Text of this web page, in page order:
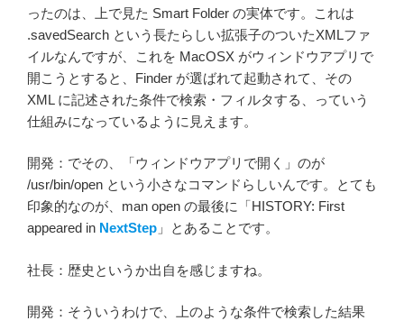
ったのは、上で見た Smart Folder の実体です。これは
.savedSearch という長たらしい拡張子のついたXMLファ
イルなんですが、これを MacOSX がウィンドウアプリで
開こうとすると、Finder が選ばれて起動されて、その
XML に記述された条件で検索・フィルタする、っていう
仕組みになっているように見えます。
開発：でその、「ウィンドウアプリで開く」のが
/usr/bin/open という小さなコマンドらしいんです。とても
印象的なのが、man open の最後に「HISTORY: First
appeared in NextStep 」とあることです。
社長：歴史というか出自を感じますね。
開発：そういうわけで、上のような条件で検索した結果